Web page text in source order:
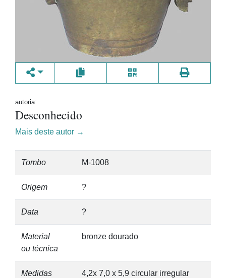
autoria:
Desconhecido
Mais deste autor →
Tombo M-1008
Origem ?
Data ?
Material
ou técnica
bronze dourado
Medidas 4,2x 7,0 x 5,9 circular irregular